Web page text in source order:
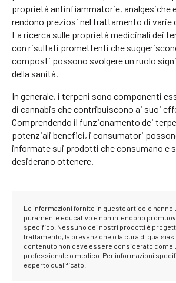
proprietà antinfiammatorie, analgesiche
rendono preziosi nel trattamento di varie
La ricerca sulle proprietà medicinali dei
con risultati promettenti che
composti possono svolgere un ruolo
della sanità.
In generale, i terpeni sono componenti
di cannabis che contribuiscono ai suoi
Comprendendo il funzionamento dei
potenziali benefici, i consumatori
informate sui prodotti che consumano e
desiderano ottenere.
Le informazioni fornite in questo articolo hanno
puramente educativo e non intendono
specifico. Nessuno dei nostri prodotti è
trattamento, la prevenzione o la cura di
contenuto non deve essere considerato come
professionale o medico. Per informazioni
esperto qualificato.